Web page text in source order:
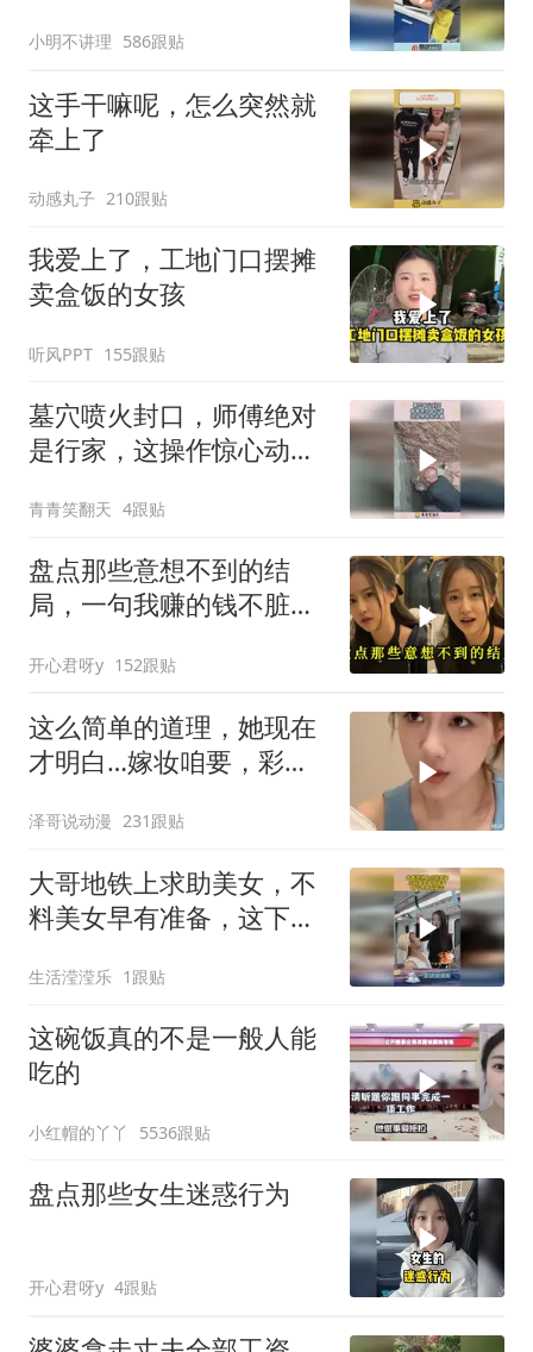
小明不讲理 586跟贴
这手干嘛呢，怎么突然就
牵上了
动感丸子 210跟贴
我爱上了，工地门口摆摊
卖盒饭的女孩
听风PPT 155跟贴
墓穴喷火封口，师傅绝对
是行家，这操作惊心动
青青笑翻天 4跟贴
盘点那些意想不到的结
局，一句我赚的钱不脏，
开心君呀y 152跟贴
这么简单的道理，她现在
才明白…嫁妆咱要，彩礼
泽哥说动漫 231跟贴
大哥地铁上求助美女，不
料美女早有准备，这下大
生活滢滢乐 1跟贴
这碗饭真的不是一般人能
吃的
小红帽的丫丫 5536跟贴
盘点那些女生迷惑行为
开心君呀y 4跟贴